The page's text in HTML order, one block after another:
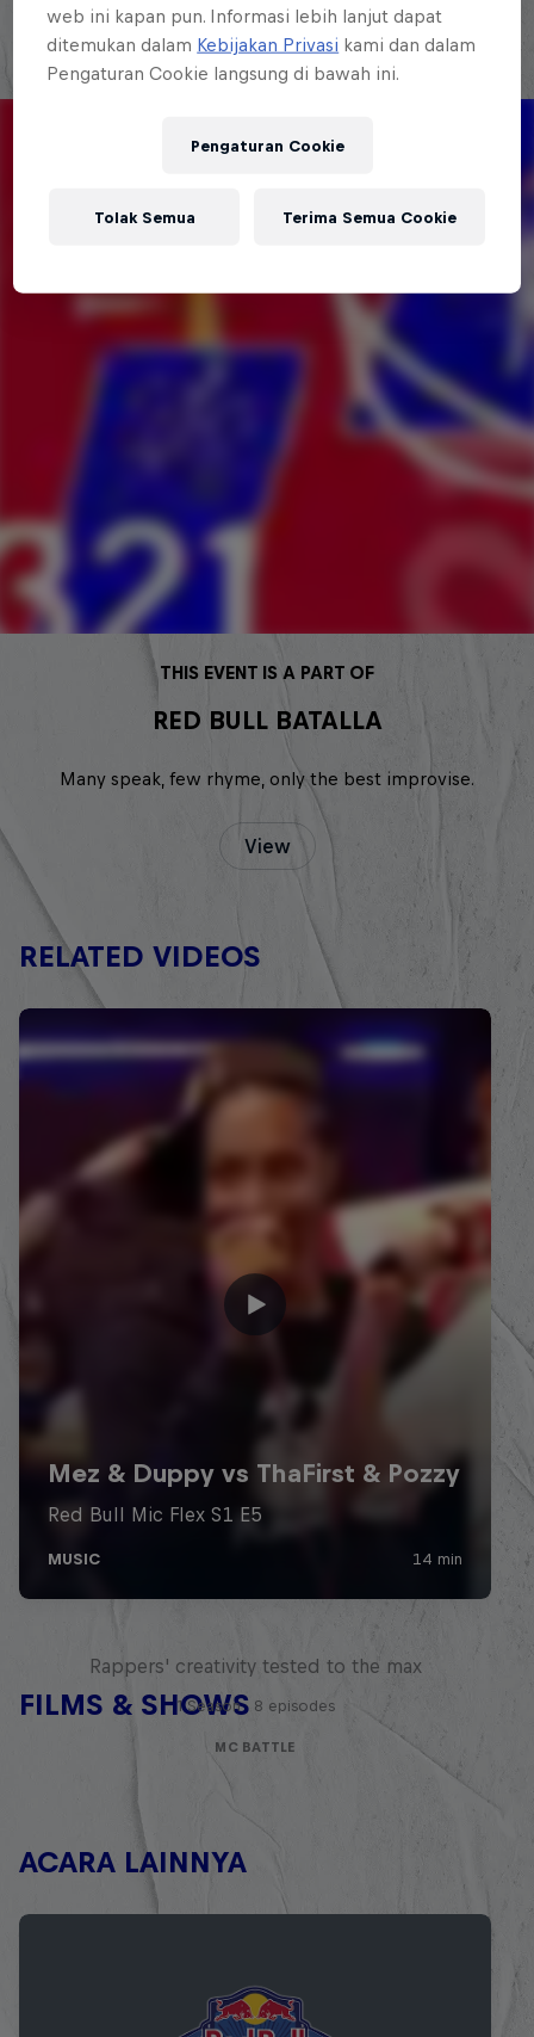
THIS EVENT IS A PART OF
RED BULL BATALLA
Many speak, few rhyme, only the best improvise.
View
RELATED VIDEOS
FILMS & SHOWS
Rappers' creativity tested to the max
1 Season · 8 episodes
MC BATTLE
ACARA LAINNYA
web ini kapan pun. Informasi lebih lanjut dapat
ditemukan dalam Kebijakan Privasi kami dan dalam
Pengaturan Cookie langsung di bawah ini.
Pengaturan Cookie
Tolak Semua Terima Semua Cookie